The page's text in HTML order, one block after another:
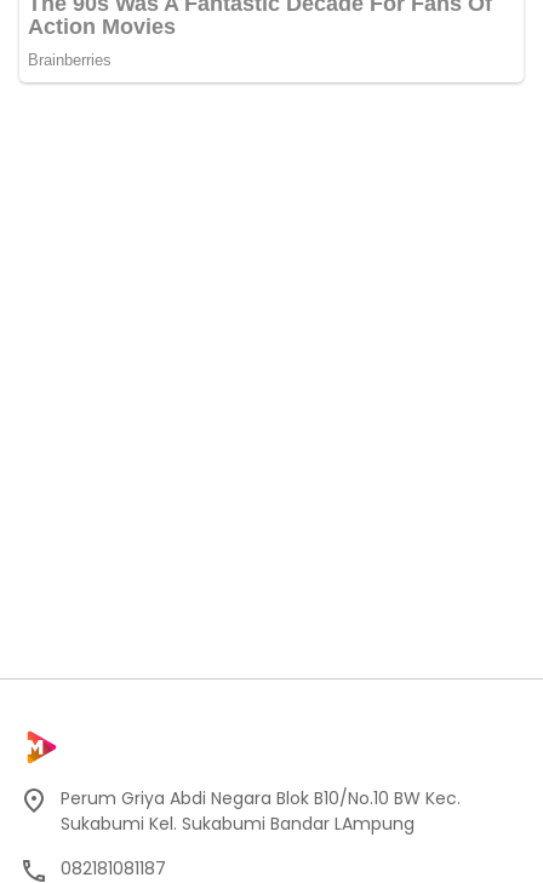
Perum Griya Abdi Negara Blok B10/No.10 BW Kec.
Sukabumi Kel. Sukabumi Bandar LAmpung
082181081187